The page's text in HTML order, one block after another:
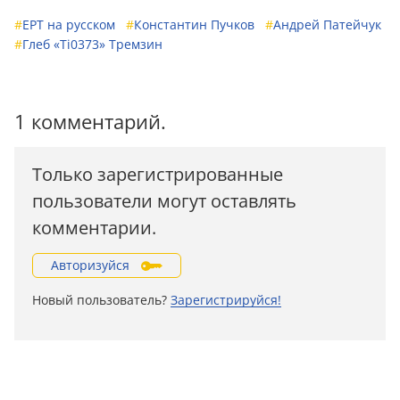
#EPT на русском #Константин Пучков #Андрей Патейчук
#Глеб «Ti0373» Тремзин
1 комментарий.
Только зарегистрированные
пользователи могут оставлять
комментарии.
Авторизуйся
Новый пользователь? Зарегистрируйся!